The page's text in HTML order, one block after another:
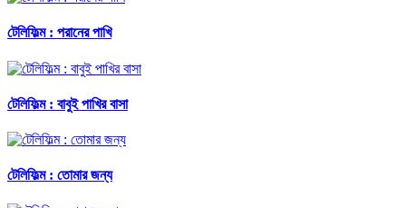
টেলিফিল্ম : পরানের পাখি
টেলিফিল্ম : বাবুই পাখির বাসা
টেলিফিল্ম : তোমার জন্য